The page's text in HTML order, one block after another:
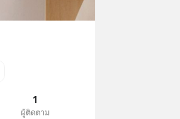
1
ผู้ติดตาม